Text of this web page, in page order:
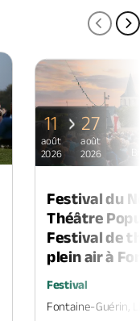
11
août
2026
27
août
2026
Festival du
Théâtre
Festival de
plein air à
Festival
Fontaine-Guérin,